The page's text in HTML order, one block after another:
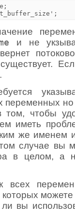
и не
переменных
том, чтобы
иметь
же именем
случае вы
в целом, а
всех
можете
вы